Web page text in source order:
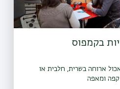
בקמפוס
ארוחה בשרית, חלבית או
ומאפה